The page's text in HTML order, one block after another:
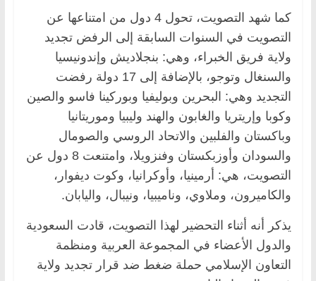
كما شهد التصويت، تحول 4 دول من امتناعها عن
التصويت في السنوات السابقة إلى الرفض تجديد
ولاية فريق الخبراء، وهي: بنجلاديش وإندونيسيا
والسنغال وتوجو، بالإضافة إلى 17 دولة رفضت
التجديد وهي: البحرين وبوليفيا وبوركينا فاسو والصين
وكوبا وإريتريا والغابون والهند وليبيا وموريتانيا
وباكستان والفلبين والاتحاد الروسي والصومال
والسودان وأوزبكستان وفنزويلا، وامتنعت 8 دول عن
التصويت، هي: أرمينيا، وأوكرانيا، وكوت ديفوار،
والكاميرون، وملاوي، وناميبيا، ونيبال، واليابان.
يذكر أنه أثناء التحضير لهذا التصويت، قادت السعودية
والدول الأعضاء في المجموعة العربية ومنظمة
التعاون الإسلامي حملة ضغط ضد قرار تجديد ولاية